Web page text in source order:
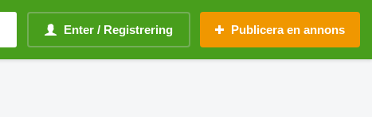
Enter / Registrering Publicera en annons